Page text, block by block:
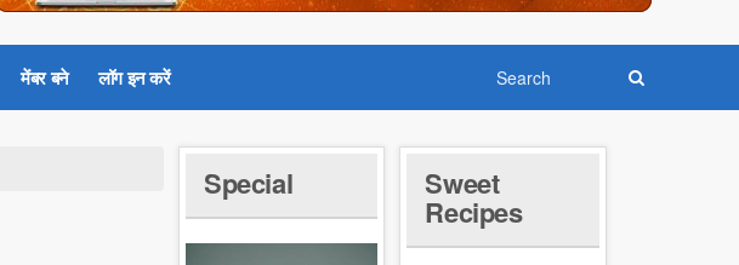
मेंबर बने लॉग इन करें
Special Sweet
Recipes